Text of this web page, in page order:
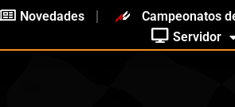
Novedades Campeonatos
Servidor